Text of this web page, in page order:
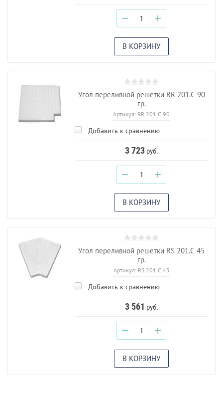
− +
В КОРЗИНУ
Угол переливной решетки RR 201.C 90
гр.
Артикул: RR 201.C 90
Добавить к сравнению
3 723руб.
− +
В КОРЗИНУ
Угол переливной решетки RS 201.C 45
гр.
Артикул:RS 201.C 45
Добавить к сравнению
3 561 руб.
− +
В КОРЗИНУ